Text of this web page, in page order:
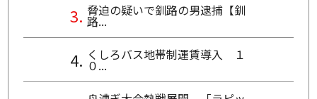
脅迫の疑いで釧路の男逮捕【釧
路...
くしろバス地帯制運賃導入 １
０...